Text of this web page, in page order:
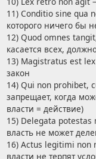
11) Conditio sine qua
которого ничего бы
12) Quod omnes
касается всех,
13) Magistratus est
закон
14) Qui non prohibet,
запрещает, когда
власти = действие)
15) Delegata
власть не может
16) Actus legitimi
власти не терпят